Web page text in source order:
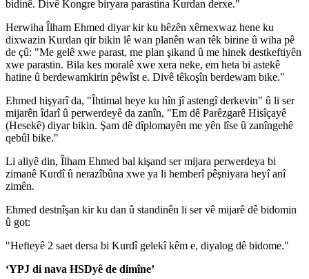
bidinê. Divê Kongre biryara parastina Kurdan derxe."
Herwiha Îlham Ehmed diyar kir ku hêzên xêrnexwaz hene ku
dixwazin Kurdan qir bikin lê wan planên wan têk birine û wiha pê
de çû: "Me gelê xwe parast, me plan şikand û me hinek destkeftiyên
xwe parastin. Bila kes moralê xwe xera neke, em heta bi astekê
hatine û berdewamkirin pêwîst e. Divê têkoşîn berdewam bike."
Ehmed hişyarî da, "Îhtimal heye ku hîn jî astengî derkevin" û li ser
mijarên îdarî û perwerdeyê da zanîn, "Em dê Parêzgarê Hisîçayê
(Hesekê) diyar bikin. Şam dê dîplomayên me yên lîse û zanîngehê
qebûl bike."
Li aliyê din, Îlham Ehmed bal kişand ser mijara perwerdeya bi
zimanê Kurdî û nerazîbûna xwe ya li hemberî pêşniyara heyî anî
zimên.
Ehmed destnîşan kir ku dan û standinên li ser vê mijarê dê bidomin
û got:
"Hefteyê 2 saet dersa bi Kurdî gelekî kêm e, diyalog dê bidome."
‘YPJ di nava HSDyê de dimîne’